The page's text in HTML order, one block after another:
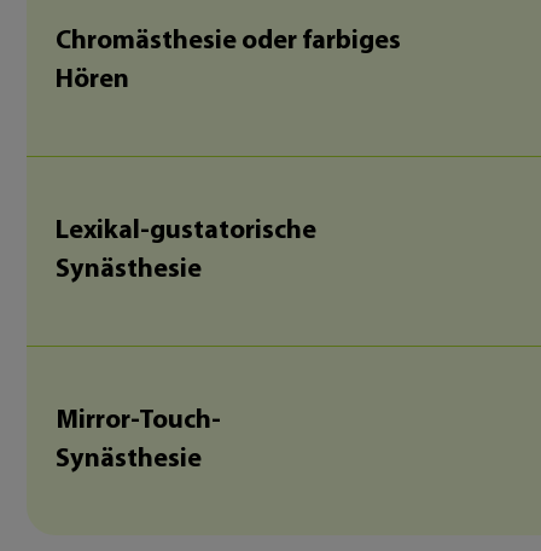
Chromästhesie oder farbiges
Hören
Lexikal-gustatorische
Synästhesie
Mirror-Touch-
Synästhesie